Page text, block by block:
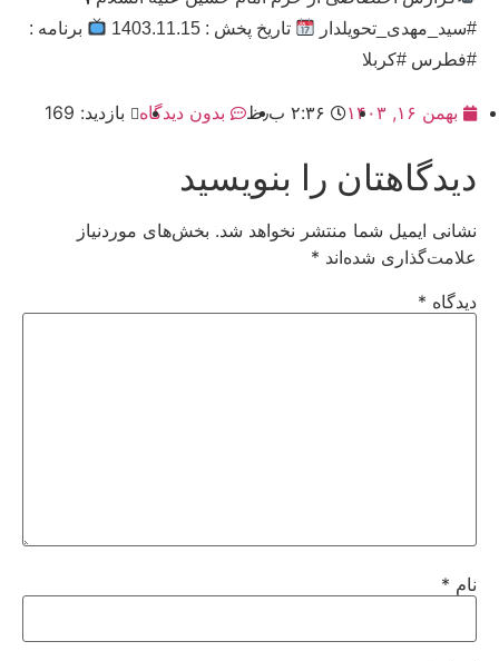
#سید_مهدی_تحویلدار
تاریخ پخش : 1403.11.15
برنامه :
#فطرس #کربلا
بهمن ۱۶, ۱۴۰۳ ۲:۳۶ ب٫ظ بدون دیدگاه بازدید: 169
دیدگاهتان را بنویسید
نشانی ایمیل شما منتشر نخواهد شد. بخش‌های موردنیاز
علامت‌گذاری شده‌اند *
دیدگاه *
نام *